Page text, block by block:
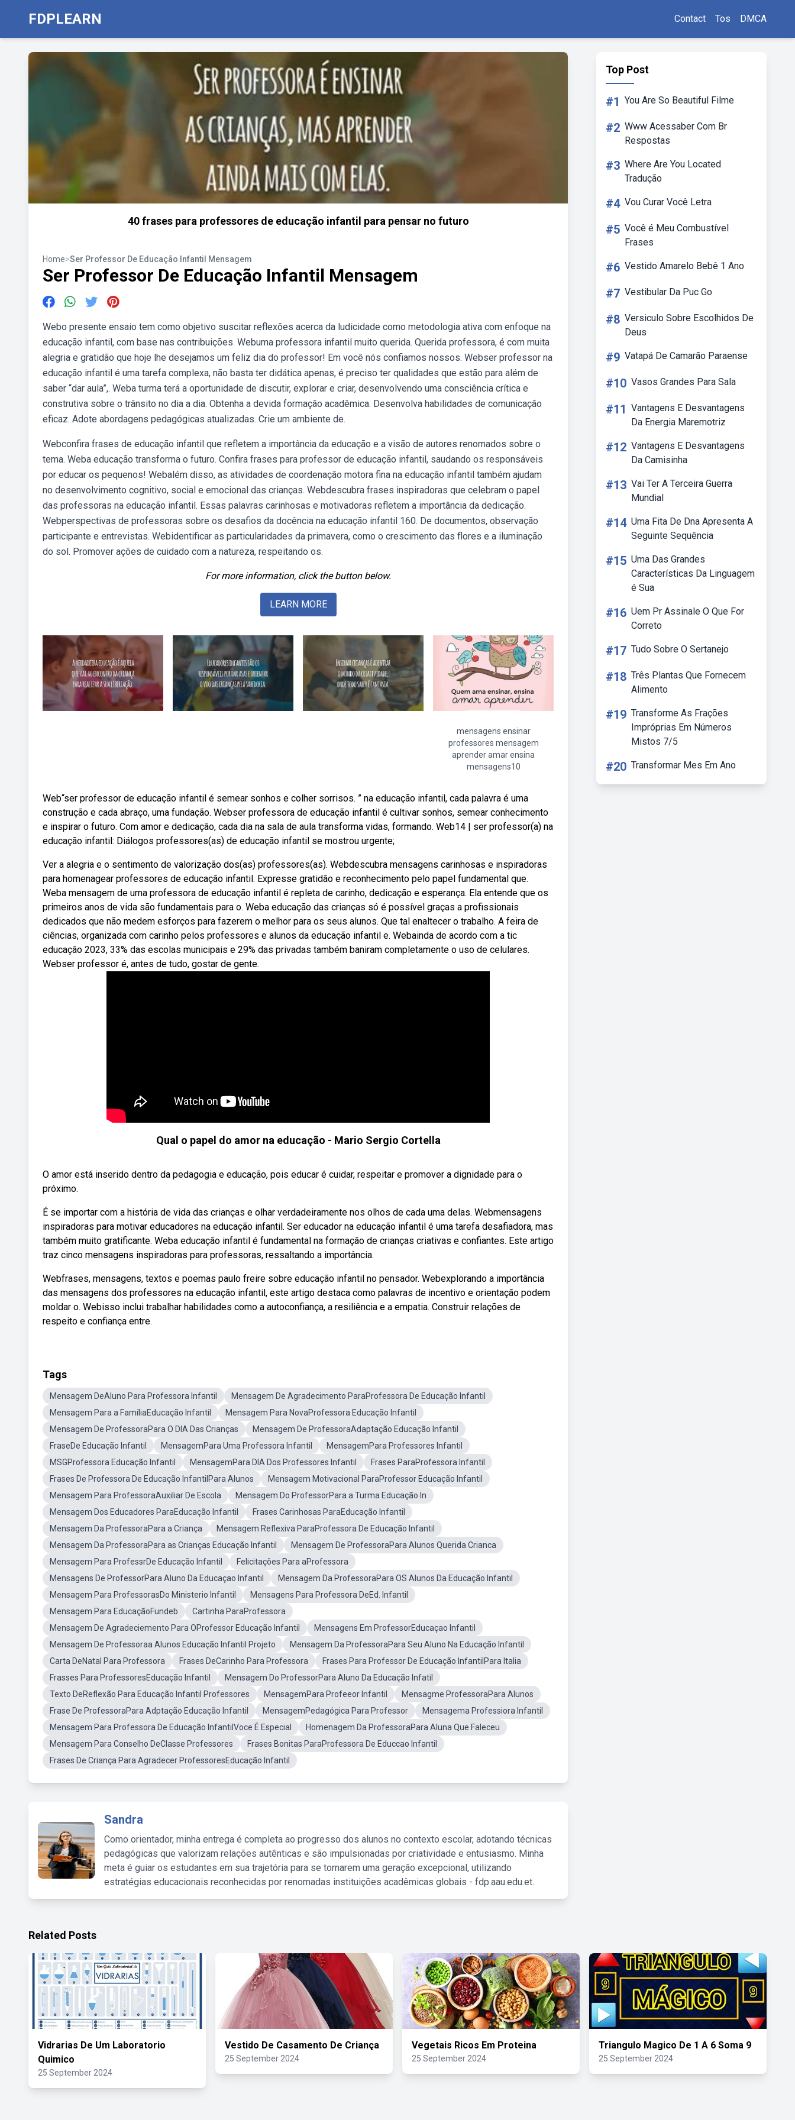
FDPLEARN Contact Tos DMCA
40 frases para professores de educação infantil para pensar no futuro
Home>Ser Professor De Educação Infantil Mensagem
Ser Professor De Educação Infantil Mensagem
Webo presente ensaio tem como objetivo suscitar reflexões acerca da ludicidade como metodologia ativa com enfoque na
educação infantil, com base nas contribuições. Webuma professora infantil muito querida. Querida professora, é com muita
alegria e gratidão que hoje lhe desejamos um feliz dia do professor! Em você nós confiamos nossos. Webser professor na
educação infantil é uma tarefa complexa, não basta ter didática apenas, é preciso ter qualidades que estão para além de
saber “dar aula”,. Weba turma terá a oportunidade de discutir, explorar e criar, desenvolvendo uma consciência crítica e
construtiva sobre o trânsito no dia a dia. Obtenha a devida formação acadêmica. Desenvolva habilidades de comunicação
eficaz. Adote abordagens pedagógicas atualizadas. Crie um ambiente de.
Webconfira frases de educação infantil que refletem a importância da educação e a visão de autores renomados sobre o
tema. Weba educação transforma o futuro. Confira frases para professor de educação infantil, saudando os responsáveis
por educar os pequenos! Webalém disso, as atividades de coordenação motora fina na educação infantil também ajudam
no desenvolvimento cognitivo, social e emocional das crianças. Webdescubra frases inspiradoras que celebram o papel
das professoras na educação infantil. Essas palavras carinhosas e motivadoras refletem a importância da dedicação.
Webperspectivas de professoras sobre os desafios da docência na educação infantil 160. De documentos, observação
participante e entrevistas. Webidentificar as particularidades da primavera, como o crescimento das flores e a iluminação
do sol. Promover ações de cuidado com a natureza, respeitando os.
For more information, click the button below.
LEARN MORE
mensagens ensinar
professores mensagem
aprender amar ensina
mensagens10
Web“ser professor de educação infantil é semear sonhos e colher sorrisos. ” na educação infantil, cada palavra é uma
construção e cada abraço, uma fundação. Webser professora de educação infantil é cultivar sonhos, semear conhecimento
e inspirar o futuro. Com amor e dedicação, cada dia na sala de aula transforma vidas, formando. Web14 | ser professor(a) na
educação infantil: Diálogos professores(as) de educação infantil se mostrou urgente;
Ver a alegria e o sentimento de valorização dos(as) professores(as). Webdescubra mensagens carinhosas e inspiradoras
para homenagear professores de educação infantil. Expresse gratidão e reconhecimento pelo papel fundamental que.
Weba mensagem de uma professora de educação infantil é repleta de carinho, dedicação e esperança. Ela entende que os
primeiros anos de vida são fundamentais para o. Weba educação das crianças só é possível graças a profissionais
dedicados que não medem esforços para fazerem o melhor para os seus alunos. Que tal enaltecer o trabalho. A feira de
ciências, organizada com carinho pelos professores e alunos da educação infantil e. Webainda de acordo com a tic
educação 2023, 33% das escolas municipais e 29% das privadas também baniram completamente o uso de celulares.
Webser professor é, antes de tudo, gostar de gente.
Qual o papel do amor na educação - Mario Sergio Cortella
O amor está inserido dentro da pedagogia e educação, pois educar é cuidar, respeitar e promover a dignidade para o
próximo.
É se importar com a história de vida das crianças e olhar verdadeiramente nos olhos de cada uma delas. Webmensagens
inspiradoras para motivar educadores na educação infantil. Ser educador na educação infantil é uma tarefa desafiadora, mas
também muito gratificante. Weba educação infantil é fundamental na formação de crianças criativas e confiantes. Este artigo
traz cinco mensagens inspiradoras para professoras, ressaltando a importância.
Webfrases, mensagens, textos e poemas paulo freire sobre educação infantil no pensador. Webexplorando a importância
das mensagens dos professores na educação infantil, este artigo destaca como palavras de incentivo e orientação podem
moldar o. Webisso inclui trabalhar habilidades como a autoconfiança, a resiliência e a empatia. Construir relações de
respeito e confiança entre.
Tags
Mensagem DeAluno Para Professora Infantil
Mensagem De Agradecimento ParaProfessora De Educação Infantil
Mensagem Para a FamíliaEducação Infantil
Mensagem Para NovaProfessora Educação Infantil
Mensagem De ProfessoraPara O DIA Das Crianças
Mensagem De ProfessoraAdaptação Educação Infantil
FraseDe Educação Infantil
MensagemPara Uma Professora Infantil
MensagemPara Professores Infantil
MSGProfessora Educação Infantil
MensagemPara DIA Dos Professores Infantil
Frases ParaProfessora Infantil
Frases De Professora De Educação InfantilPara Alunos
Mensagem Motivacional ParaProfessor Educação Infantil
Mensagem Para ProfessoraAuxiliar De Escola
Mensagem Do ProfessorPara a Turma Educação In
Mensagem Dos Educadores ParaEducação Infantil
Frases Carinhosas ParaEducação Infantil
Mensagem Da ProfessoraPara a Criança
Mensagem Reflexiva ParaProfessora De Educação Infantil
Mensagem Da ProfessoraPara as Crianças Educação Infantil
Mensagem De ProfessoraPara Alunos Querida Crianca
Mensagem Para ProfessrDe Educação Infantil
Felicitações Para aProfessora
Mensagens De ProfessorPara Aluno Da Educaçao Infantil
Mensagem Da ProfessoraPara OS Alunos Da Educação Infantil
Mensagem Para ProfessorasDo Ministerio Infantil
Mensagens Para Professora DeEd. Infantil
Mensagem Para EducaçãoFundeb
Cartinha ParaProfessora
Mensagem De Agradeciemento Para OProfessor Educação Infantil
Mensagens Em ProfessorEducaçao Infantil
Mensagem De Professoraa Alunos Educação Infantil Projeto
Mensagem Da ProfessoraPara Seu Aluno Na Educação Infantil
Carta DeNatal Para Professora
Frases DeCarinho Para Professora
Frases Para Professor De Educação InfantilPara Italia
Frasses Para ProfessoresEducação Infantil
Mensagem Do ProfessorPara Aluno Da Educação Infatil
Texto DeReflexão Para Educação Infantil Professores
MensagemPara Profeeor Infantil
Mensagme ProfessoraPara Alunos
Frase De ProfessoraPara Adptação Educação Infantil
MensagemPedagógica Para Professor
Mensagema Professiora Infantil
Mensagem Para Professora De Educação InfantilVoce É Especial
Homenagem Da ProfessoraPara Aluna Que Faleceu
Mensagem Para Conselho DeClasse Professores
Frases Bonitas ParaProfessora De Educcao Infantil
Frases De Criança Para Agradecer ProfessoresEducação Infantil
Sandra
Como orientador, minha entrega é completa ao progresso dos alunos no contexto escolar, adotando técnicas
pedagógicas que valorizam relações autênticas e são impulsionadas por criatividade e entusiasmo. Minha
meta é guiar os estudantes em sua trajetória para se tornarem uma geração excepcional, utilizando
estratégias educacionais reconhecidas por renomadas instituições acadêmicas globais - fdp.aau.edu.et.
Top Post
#1 You Are So Beautiful Filme
#2 Www Acessaber Com Br
Respostas
#3 Where Are You Located
Tradução
#4 Vou Curar Você Letra
#5 Você é Meu Combustível
Frases
#6 Vestido Amarelo Bebê 1 Ano
#7 Vestibular Da Puc Go
#8 Versiculo Sobre Escolhidos De
Deus
#9 Vatapá De Camarão Paraense
#10 Vasos Grandes Para Sala
#11 Vantagens E Desvantagens
Da Energia Maremotriz
#12 Vantagens E Desvantagens
Da Camisinha
#13 Vai Ter A Terceira Guerra
Mundial
#14 Uma Fita De Dna Apresenta A
Seguinte Sequência
#15 Uma Das Grandes
Características Da Linguagem
é Sua
#16 Uem Pr Assinale O Que For
Correto
#17 Tudo Sobre O Sertanejo
#18 Três Plantas Que Fornecem
Alimento
#19 Transforme As Frações
Impróprias Em Números
Mistos 7/5
#20 Transformar Mes Em Ano
Related Posts
Vidrarias De Um Laboratorio
Quimico
25 September 2024
Vestido De Casamento De Criança
25 September 2024
Vegetais Ricos Em Proteina
25 September 2024
Triangulo Magico De 1 A 6 Soma 9
25 September 2024